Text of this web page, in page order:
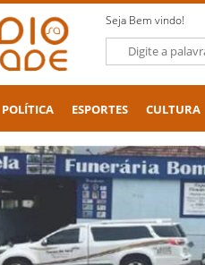
Seja Bem vindo!
POLÍTICA ESPORTES CULTURA